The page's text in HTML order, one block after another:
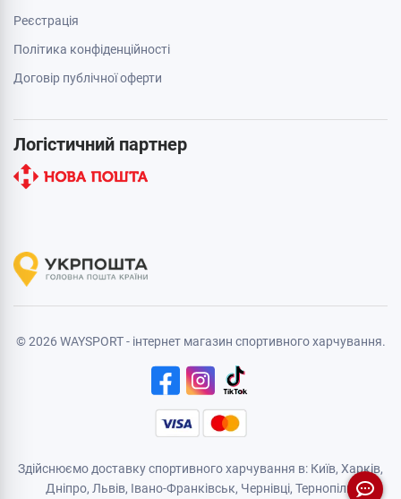
Реєстрація
Політика конфіденційності
Договір публічної оферти
Логістичний партнер
© 2026 WAYSPORT - інтернет магазин спортивного харчування.
Здійснюємо доставку спортивного харчування в: Київ, Харків,
Дніпро, Львів, Івано-Франківськ, Чернівці, Тернопіль